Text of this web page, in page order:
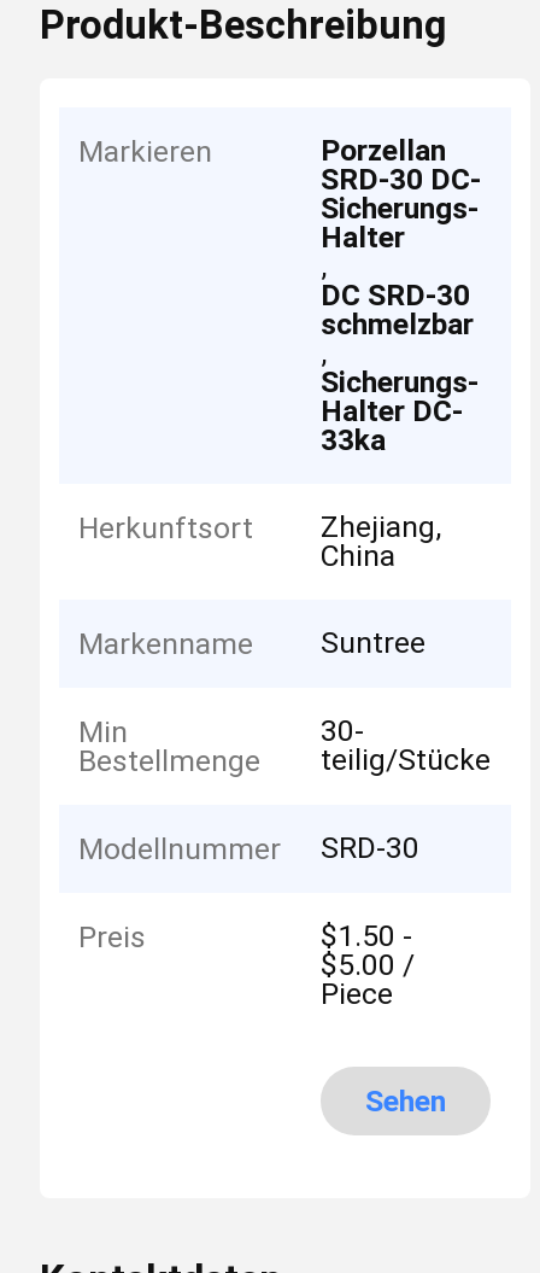
Produkt-Beschreibung
Markieren
Porzellan
SRD-30 DC-
Sicherungs-
Halter
,
DC SRD-30
schmelzbar
,
Sicherungs-
Halter DC-
33ka
Herkunftsort
Zhejiang,
China
Markenname Suntree
Min
Bestellmenge
30-
teilig/Stücke
Modellnummer SRD-30
Preis
$1.50 -
$5.00 /
Piece
Sehen